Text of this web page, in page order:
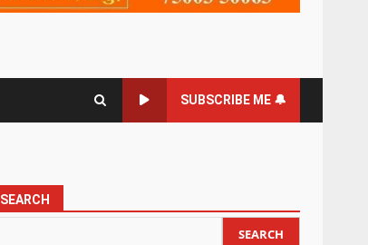
SUBSCRIBE ME 🔔
SEARCH
SEARCH